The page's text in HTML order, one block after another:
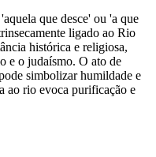
que desce' ou 'a que
ligado ao Rio
histórica e religiosa,
e o judaísmo. O ato de
simbolizar humildade e
ao rio evoca purificação e